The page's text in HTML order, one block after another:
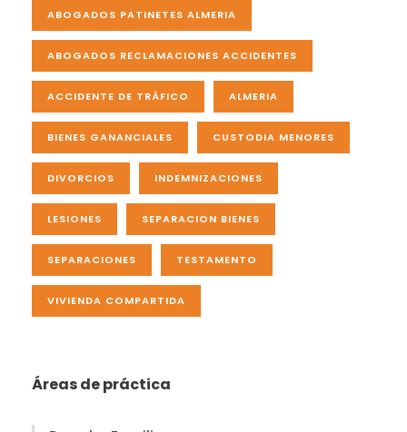
ABOGADOS PATINETES ALMERIA
ABOGADOS RECLAMACIONES ACCIDENTES
ACCIDENTE DE TRÁFICO ALMERIA
BIENES GANANCIALES CUSTODIA MENORES
DIVORCIOS INDEMNIZACIONES
LESIONES SEPARACION BIENES
SEPARACIONES TESTAMENTO
VIVIENDA COMPARTIDA
Áreas de práctica